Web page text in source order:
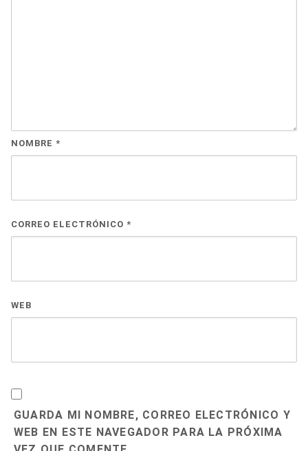
NOMBRE *
CORREO ELECTRÓNICO *
WEB
GUARDA MI NOMBRE, CORREO ELECTRÓNICO Y
WEB EN ESTE NAVEGADOR PARA LA PRÓXIMA